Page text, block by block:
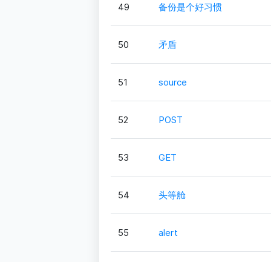
49 备份是个好习惯
50 矛盾
51 source
52 POST
53 GET
54 头等舱
55 alert